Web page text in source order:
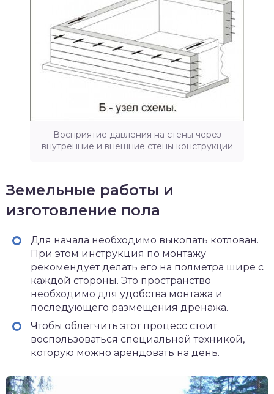
Восприятие давления на стены через
внутренние и внешние стены конструкции
Земельные работы и
изготовление пола
Для начала необходимо выкопать котлован.
При этом инструкция по монтажу
рекомендует делать его на полметра шире с
каждой стороны. Это пространство
необходимо для удобства монтажа и
последующего размещения дренажа.
Чтобы облегчить этот процесс стоит
воспользоваться специальной техникой,
которую можно арендовать на день.